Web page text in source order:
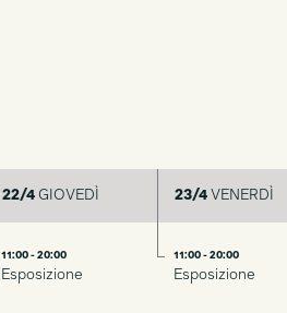
22/4GIOVEDÌ
11:00 - 20:00
Esposizione
23/4 VENERDÌ
11:00 - 20:00
Esposizione